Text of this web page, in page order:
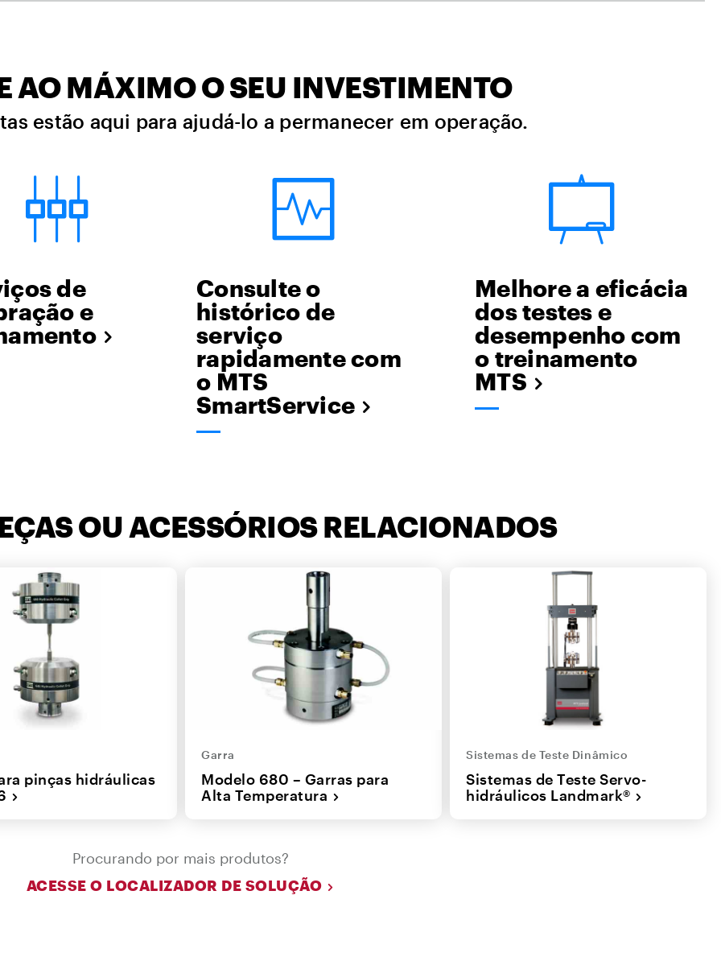
AO MÁXIMO O SEU INVESTIMENTO
estão aqui para ajudá-lo a permanecer em operação.
de
e
Consulte o
histórico de
serviço
rapidamente com
o MTS
SmartService
Melhore a eficácia
dos testes e
desempenho com
o treinamento
MTS
OU ACESSÓRIOS RELACIONADOS
pinças hidráulicas
Garra
Modelo 680 – Garras para
Alta Temperatura
Sistemas de Teste Dinâmico
Sistemas de Teste Servo-
hidráulicos Landmark®
Procurando por mais produtos?
ACESSE O LOCALIZADOR DE SOLUÇÃO